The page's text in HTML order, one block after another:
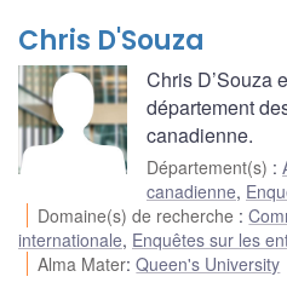
Chris D'Souza
Chris D’Souza
département
canadienne.
Département(s) :
canadienne,
Domaine(s) de recherche :
internationale, Enquêtes sur les
Alma Mater:Queen's University